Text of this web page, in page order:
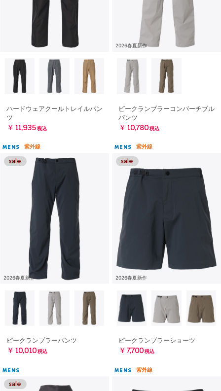
ハードウェアクールトレイルパン
ツ
￥11,935 税込
2026春夏新作
ピークランブラーコンバーチブル
パンツ
￥10,780 税込
MENS 紫外線
2026春夏新作
ピークランブラーパンツ
￥10,010 税込
MENS 紫外線
2026春夏新作
ピークランブラーショーツ
￥7,700 税込
MENS MENS 紫外線